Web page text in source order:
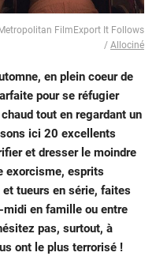
FilmExport It Follows
/ Allociné
en plein coeur de
pour se réfugier
tout en regardant un
ici 20 excellents
et dresser le moindre
exorcisme, esprits
tueurs en série, faites
midi en famille ou entre
pas, surtout, à
ont le plus terrorisé !